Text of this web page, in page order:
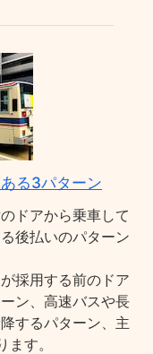
る3パターン
ドアから乗車して
後払いのパターン
採用する前のドア
ン、高速バスや長
するパターン、主
す。